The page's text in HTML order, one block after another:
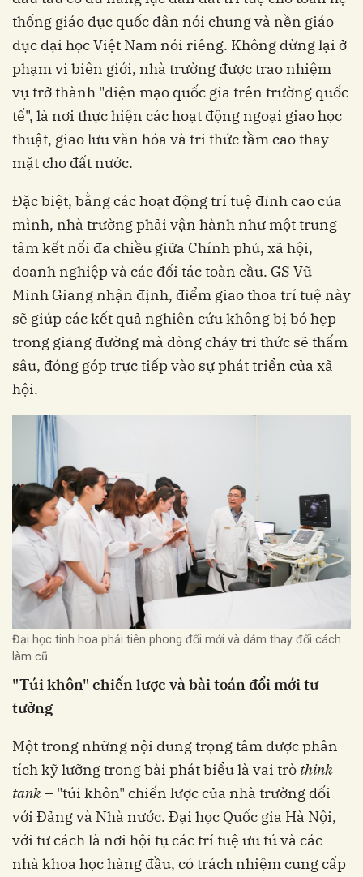
thống giáo dục quốc dân nói chung và nền giáo
dục đại học Việt Nam nói riêng. Không dừng lại ở
phạm vi biên giới, nhà trường được trao nhiệm
vụ trở thành "diện mạo quốc gia trên trường quốc
tế", là nơi thực hiện các hoạt động ngoại giao học
thuật, giao lưu văn hóa và tri thức tầm cao thay
mặt cho đất nước.
Đặc biệt, bằng các hoạt động trí tuệ đỉnh cao của
mình, nhà trường phải vận hành như một trung
tâm kết nối đa chiều giữa Chính phủ, xã hội,
doanh nghiệp và các đối tác toàn cầu. GS Vũ
Minh Giang nhận định, điểm giao thoa trí tuệ này
sẽ giúp các kết quả nghiên cứu không bị bó hẹp
trong giảng đường mà dòng chảy tri thức sẽ thấm
sâu, đóng góp trực tiếp vào sự phát triển của xã
hội.
Đại học tinh hoa phải tiên phong đổi mới và dám thay đổi cách
làm cũ
"Túi khôn" chiến lược và bài toán đổi mới tư
tưởng
Một trong những nội dung trọng tâm được phân
tích kỹ lưỡng trong bài phát biểu là vai trò think
tank– "túi khôn" chiến lược của nhà trường đối
với Đảng và Nhà nước. Đại học Quốc gia Hà Nội,
với tư cách là nơi hội tụ các trí tuệ ưu tú và các
nhà khoa học hàng đầu, có trách nhiệm cung cấp